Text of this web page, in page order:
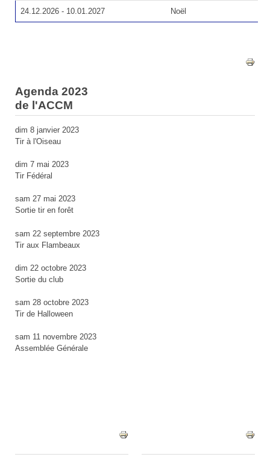
24.12.2026 - 10.01.2027 Noël
Agenda 2023
de l'ACCM
dim 8 janvier 2023
Tir à l'Oiseau
dim 7 mai 2023
Tir Fédéral
sam 27 mai 2023
Sortie tir en forêt
sam 22 septembre 2023
Tir aux Flambeaux
dim 22 octobre 2023
Sortie du club
sam 28 octobre 2023
Tir de Halloween
sam 11 novembre 2023
Assemblée Générale